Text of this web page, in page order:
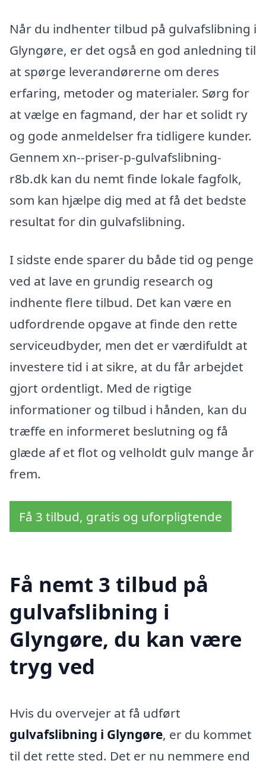
Når du indhenter tilbud på gulvafslibning i
Glyngøre, er det også en god anledning til
at spørge leverandørerne om deres
erfaring, metoder og materialer. Sørg for
at vælge en fagmand, der har et solidt ry
og gode anmeldelser fra tidligere kunder.
Gennem xn--priser-p-gulvafslibning-
r8b.dk kan du nemt finde lokale fagfolk,
som kan hjælpe dig med at få det bedste
resultat for din gulvafslibning.
I sidste ende sparer du både tid og penge
ved at lave en grundig research og
indhente flere tilbud. Det kan være en
udfordrende opgave at finde den rette
serviceudbyder, men det er værdifuldt at
investere tid i at sikre, at du får arbejdet
gjort ordentligt. Med de rigtige
informationer og tilbud i hånden, kan du
træffe en informeret beslutning og få
glæde af et flot og velholdt gulv mange år
frem.
Få 3 tilbud, gratis og uforpligtende
Få nemt 3 tilbud på
gulvafslibning i
Glyngøre, du kan være
tryg ved
Hvis du overvejer at få udført
gulvafslibning i Glyngøre, er du kommet
til det rette sted. Det er nu nemmere end